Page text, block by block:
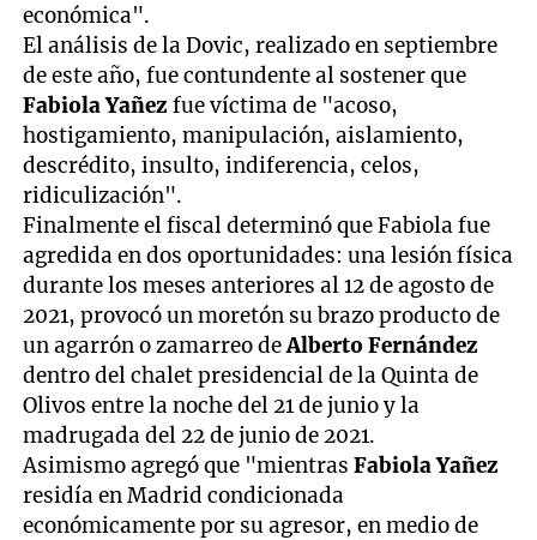
económica".
El análisis de la Dovic, realizado en septiembre
de este año, fue contundente al sostener que
Fabiola Yañez fue víctima de "acoso,
hostigamiento, manipulación, aislamiento,
descrédito, insulto, indiferencia, celos,
ridiculización".
Finalmente el fiscal determinó que Fabiola fue
agredida en dos oportunidades: una lesión física
durante los meses anteriores al 12 de agosto de
2021, provocó un moretón su brazo producto de
un agarrón o zamarreo deAlberto Fernández
dentro del chalet presidencial de la Quinta de
Olivos entre la noche del 21 de junio y la
madrugada del 22 de junio de 2021.
Asimismo agregó que "mientrasFabiola Yañez
residía en Madrid condicionada
económicamente por su agresor, en medio de